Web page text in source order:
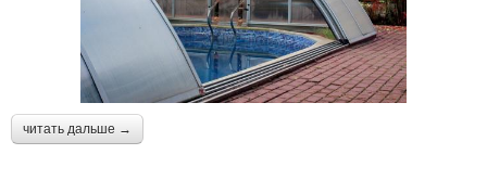
читать дальше →